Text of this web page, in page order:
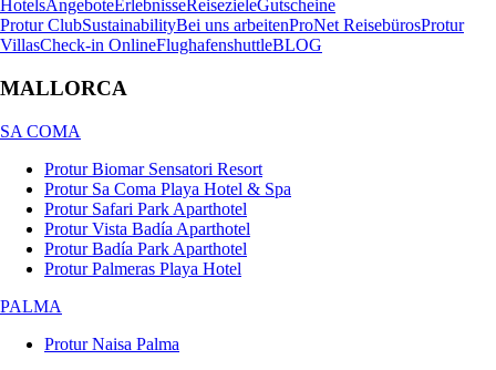
HotelsAngeboteErlebnisseReisezieleGutscheine
Protur ClubSustainabilityBei uns arbeitenProNet ReisebürosProtur
VillasCheck-in OnlineFlughafenshuttleBLOG
MALLORCA
SA COMA
Protur Biomar Sensatori Resort
Protur Sa Coma Playa Hotel & Spa
Protur Safari Park Aparthotel
Protur Vista Badía Aparthotel
Protur Badía Park Aparthotel
Protur Palmeras Playa Hotel
PALMA
Protur Naisa Palma